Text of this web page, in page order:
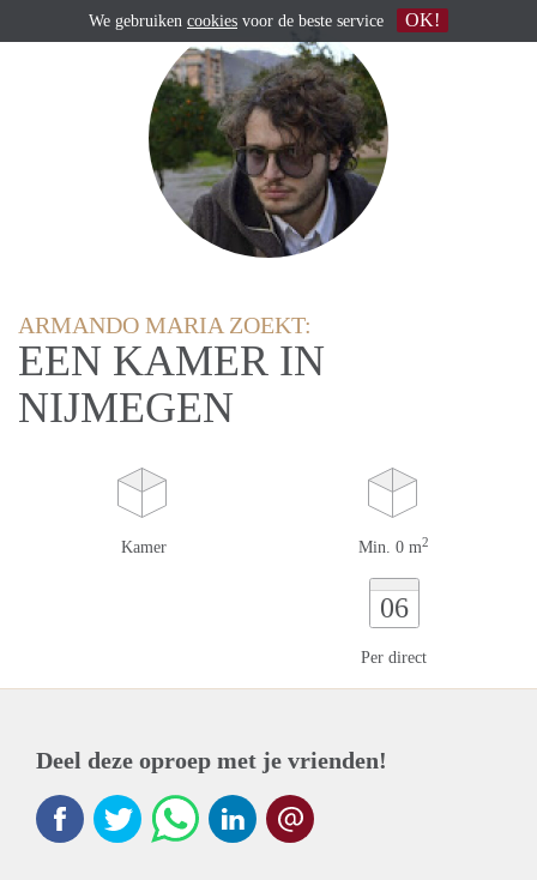
ARMANDO MARIA ZOEKT:
EEN KAMER IN
NIJMEGEN
Kamer Min. 0 m2
06
Per direct
Deel deze oproep met je vrienden!
We gebruiken cookies voor de beste service OK!